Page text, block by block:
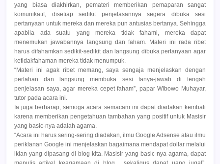
yang biasa diakhirkan, pemateri memberikan pemaparan sangat
komunikatif, disetiap sedikit penjelasannya segera dibuka sesi
pertanyaan untuk mereka dan mereka pun antusias bertanya. Sehingga
apabila ada suatu yang mereka tidak fahami, mereka dapat
menemukan jawabannya langsung dan faham. Materi ini rada ribet
harus difahamkan sedikit-sedikit dan langsung dibuka pertanyaan agar
ketidakfahaman mereka tidak menumpuk.
“Materi ini agak ribet memang, saya sengaja menjelaskan dengan
perlahan dan langsung membuka sesi tanya-jawab di tengah
penjelasan saya, agar mereka cepet faham”, papar Wibowo Muhayar,
tutor pada acara ini.
Ia juga berharap, semoga acara semacam ini dapat diadakan kembali
karena memberikan pengetahuan tambahan yang positif untuk Masisir
yang basic-nya adalah agama.
“Acara ini harus sering-sering diadakan, ilmu Google Adsense atau ilmu
periklanan Google ini menjelaskan bagaimana mendapat dollar melalui
iklan yang dipasang di blog kita. Masisir yang basic-nya agama, dapat